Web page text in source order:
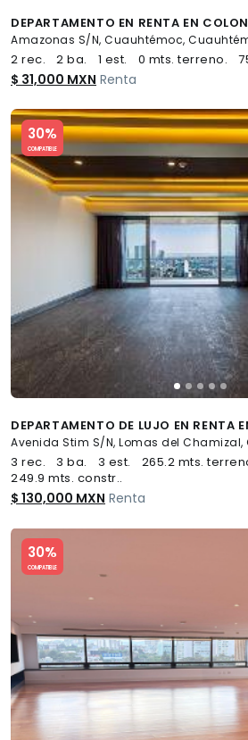
Amazonas S/N, Cuauhtémoc,
2 rec. 2 ba. 1 est. 0 mts. terreno.
$ 31,000 MXN Renta
30%
COMPATIBLE
Slide 1 of 5
Avenida Stim S/N, Lomas del
3 rec. 3 ba. 3 est.
265.2 mts.
249.9 mts. constr..
$ 130,000 MXN Renta
30%
COMPATIBLE
Slide 1 of 5